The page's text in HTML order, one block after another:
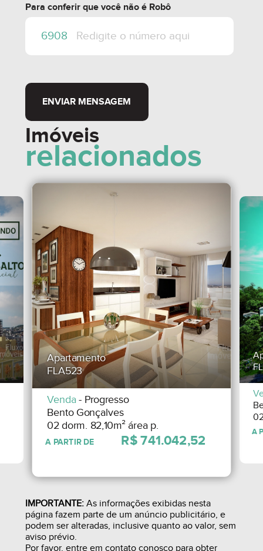
Para conferir que você não é Robô
ENVIAR MENSAGEM
Imóveis
relacionados
Apartamento
FLA523
Venda- Progresso
Bento Gonçalves
02 dorm. 82,10m² área p.
IMPORTANTE:As informações exibidas nesta
página fazem parte de um anúncio publicitário, e
podem ser alteradas, inclusive quanto ao valor, sem
aviso prévio.
Por favor, entre em contato conosco para obter